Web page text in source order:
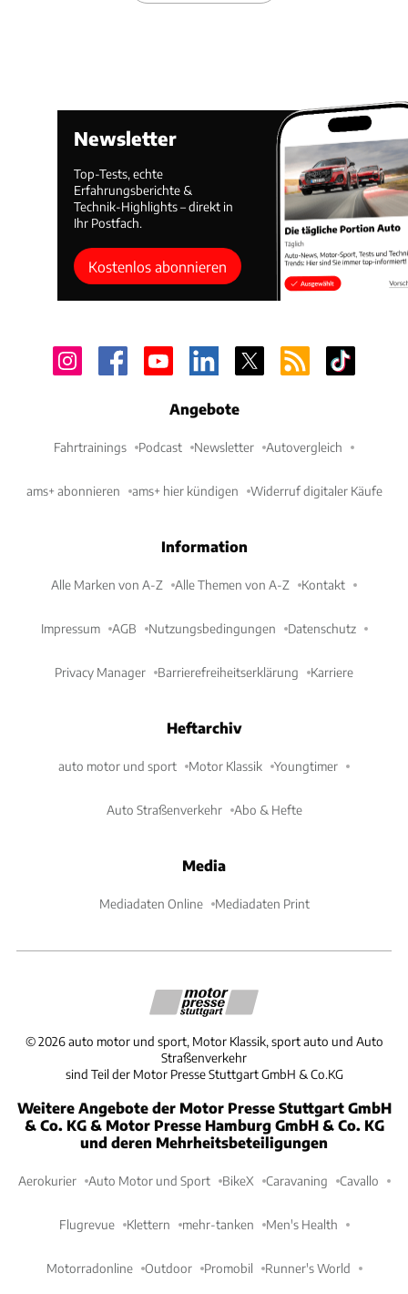
Newsletter
Top-Tests, echte
Erfahrungsberichte &
Technik-Highlights – direkt in
Ihr Postfach.
Kostenlos abonnieren
Angebote
Fahrtrainings Podcast Newsletter Autovergleich
ams+ abonnieren ams+ hier kündigen Widerruf digitaler Käufe
Information
Alle Marken von A-Z Alle Themen von A-Z Kontakt
Impressum AGB Nutzungsbedingungen Datenschutz
Privacy Manager Barrierefreiheitserklärung Karriere
Heftarchiv
auto motor und sport Motor Klassik Youngtimer
Auto Straßenverkehr Abo & Hefte
Media
Mediadaten Online Mediadaten Print
©2026 auto motor und sport, Motor Klassik, sport auto und Auto
Straßenverkehr
sind Teil der Motor Presse Stuttgart GmbH & Co.KG
Weitere Angebote der Motor Presse Stuttgart GmbH
& Co. KG & Motor Presse Hamburg GmbH & Co. KG
und deren Mehrheitsbeteiligungen
Aerokurier Auto Motor und Sport BikeX Caravaning Cavallo
Flugrevue Klettern mehr-tanken Men's Health
Motorradonline Outdoor Promobil Runner's World